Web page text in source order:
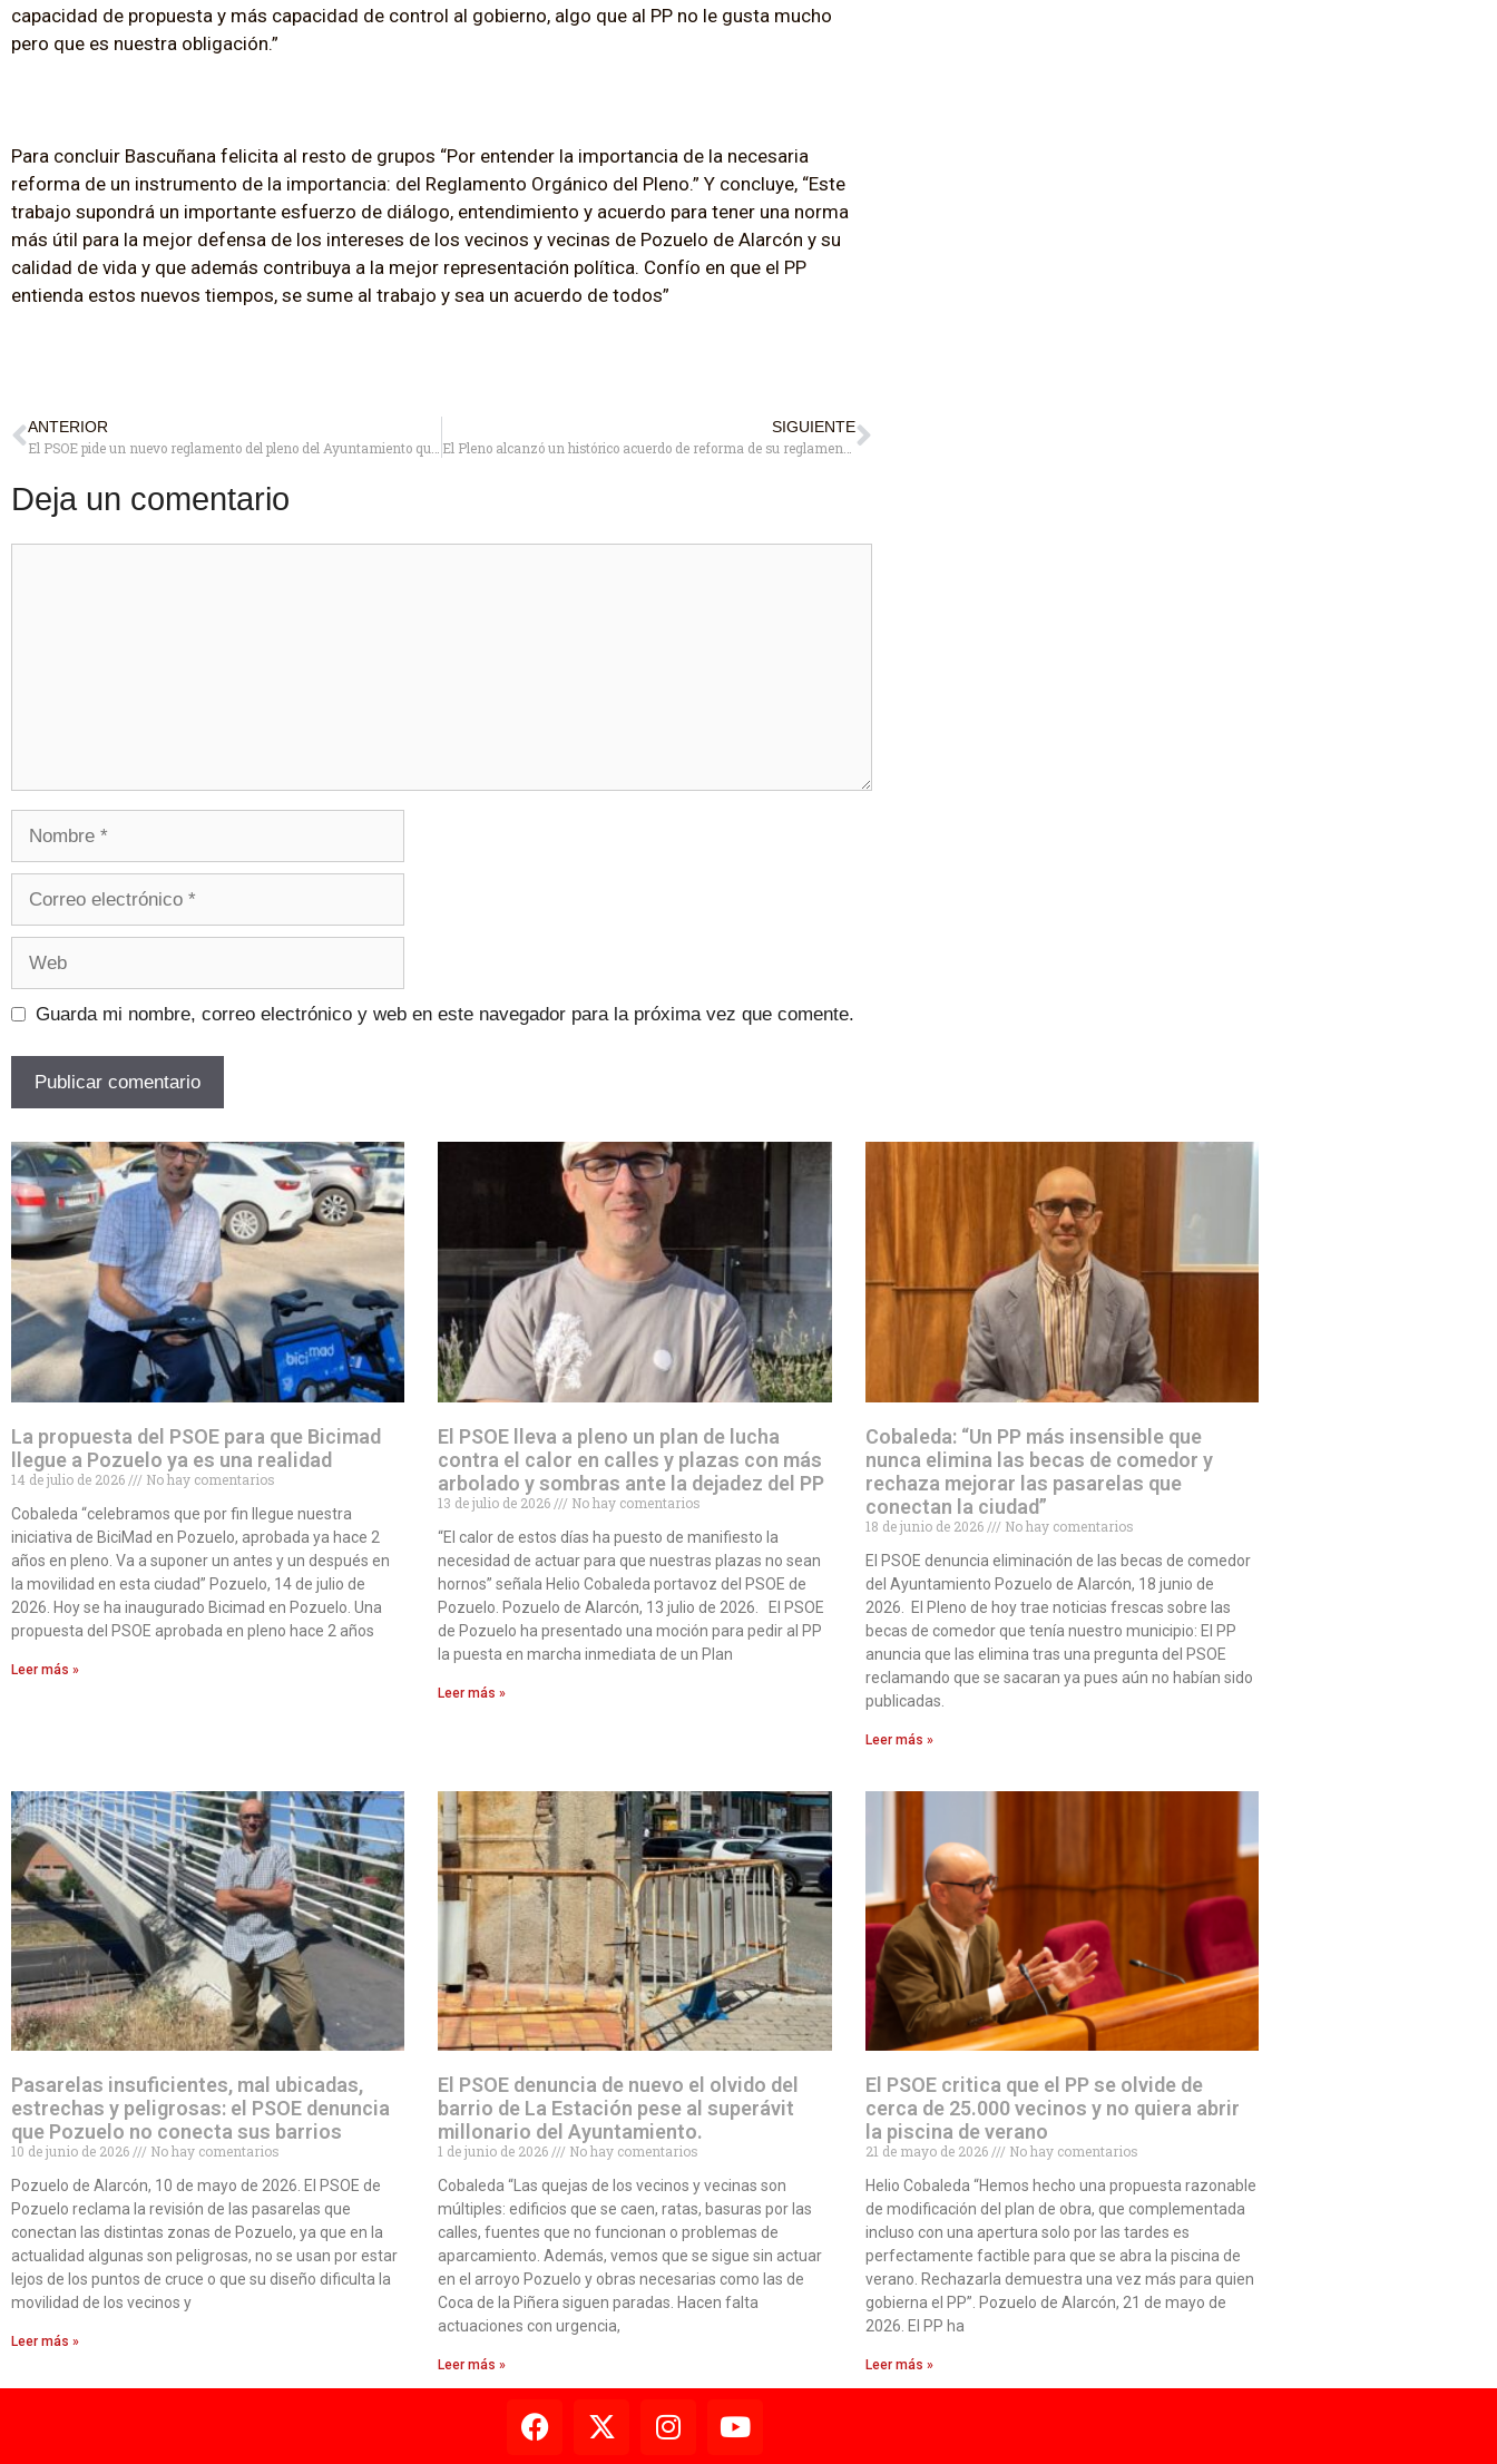
capacidad de propuesta y más capacidad de control al gobierno, algo que al PP no le gusta mucho
pero que es nuestra obligación.”
Para concluir Bascuñana felicita al resto de grupos “Por entender la importancia de la necesaria
reforma de un instrumento de la importancia: del Reglamento Orgánico del Pleno.” Y concluye, “Este
trabajo supondrá un importante esfuerzo de diálogo, entendimiento y acuerdo para tener una norma
más útil para la mejor defensa de los intereses de los vecinos y vecinas de Pozuelo de Alarcón y su
calidad de vida y que además contribuya a la mejor representación política. Confío en que el PP
entienda estos nuevos tiempos, se sume al trabajo y sea un acuerdo de todos”
ANTERIOR
SIGUIENTE
Deja un comentario
Guarda mi nombre, correo electrónico y web en este navegador para la próxima vez que comente.
La propuesta del PSOE para que Bicimad
llegue a Pozuelo ya es una realidad
14 de julio de 2026
No hay comentarios
Cobaleda “celebramos que por fin llegue nuestra
iniciativa de BiciMad en Pozuelo, aprobada ya hace 2
años en pleno. Va a suponer un antes y un después en
la movilidad en esta ciudad” Pozuelo, 14 de julio de
2026. Hoy se ha inaugurado Bicimad en Pozuelo. Una
propuesta del PSOE aprobada en pleno hace 2 años
Leer más »
El PSOE lleva a pleno un plan de lucha
contra el calor en calles y plazas con más
arbolado y sombras ante la dejadez del PP
13 de julio de 2026
No hay comentarios
“El calor de estos días ha puesto de manifiesto la
necesidad de actuar para que nuestras plazas no sean
hornos” señala Helio Cobaleda portavoz del PSOE de
Pozuelo. Pozuelo de Alarcón, 13 julio de 2026. El PSOE
de Pozuelo ha presentado una moción para pedir al PP
la puesta en marcha inmediata de un Plan
Leer más »
Cobaleda: “Un PP más insensible que
nunca elimina las becas de comedor y
rechaza mejorar las pasarelas que
conectan la ciudad”
18 de junio de 2026
No hay comentarios
El PSOE denuncia eliminación de las becas de comedor
del Ayuntamiento Pozuelo de Alarcón, 18 junio de
2026. El Pleno de hoy trae noticias frescas sobre las
becas de comedor que tenía nuestro municipio: El PP
anuncia que las elimina tras una pregunta del PSOE
reclamando que se sacaran ya pues aún no habían sido
publicadas.
Leer más »
Pasarelas insuficientes, mal ubicadas,
estrechas y peligrosas: el PSOE denuncia
que Pozuelo no conecta sus barrios
10 de junio de 2026
No hay comentarios
Pozuelo de Alarcón, 10 de mayo de 2026. El PSOE de
Pozuelo reclama la revisión de las pasarelas que
conectan las distintas zonas de Pozuelo, ya que en la
actualidad algunas son peligrosas, no se usan por estar
lejos de los puntos de cruce o que su diseño dificulta la
movilidad de los vecinos y
Leer más »
El PSOE denuncia de nuevo el olvido del
barrio de La Estación pese al superávit
millonario del Ayuntamiento.
1 de junio de 2026
No hay comentarios
Cobaleda “Las quejas de los vecinos y vecinas son
múltiples: edificios que se caen, ratas, basuras por las
calles, fuentes que no funcionan o problemas de
aparcamiento. Además, vemos que se sigue sin actuar
en el arroyo Pozuelo y obras necesarias como las de
Coca de la Piñera siguen paradas. Hacen falta
actuaciones con urgencia,
Leer más »
El PSOE critica que el PP se olvide de
cerca de 25.000 vecinos y no quiera abrir
la piscina de verano
21 de mayo de 2026
No hay comentarios
Helio Cobaleda “Hemos hecho una propuesta razonable
de modificación del plan de obra, que complementada
incluso con una apertura solo por las tardes es
perfectamente factible para que se abra la piscina de
verano. Rechazarla demuestra una vez más para quien
gobierna el PP”. Pozuelo de Alarcón, 21 de mayo de
2026. El PP ha
Leer más »